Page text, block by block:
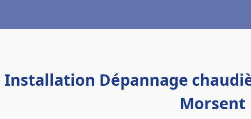
Installation Dépannage
Morsent